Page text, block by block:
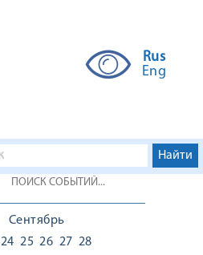
Rus
Eng
Сентябрь
24 25 26 27 28